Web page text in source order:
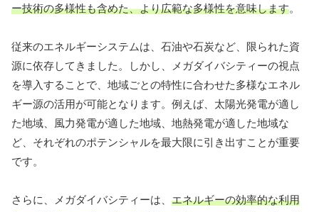
ー技術の多様性も含めた、より広範な多様性を意味します。
従来のエネルギーシステムは、石油や石炭など、限られた資
源に依存してきました。しかし、メガダイバシティーの視点
を導入することで、地域ごとの特性に合わせた多様なエネル
ギー源の活用が可能となります。例えば、太陽光発電が適し
た地域、風力発電が適した地域、地熱発電が適した地域な
ど、それぞれのポテンシャルを最大限に引き出すことが重要
です。
さらに、メガダイバシティーは、 エネルギーの効率的な利用